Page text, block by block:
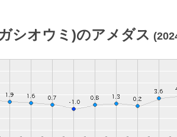
シオウミ)のアメダス